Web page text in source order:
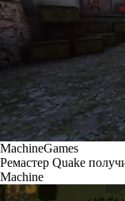
MachineGames
Ремастер Quake
Machine